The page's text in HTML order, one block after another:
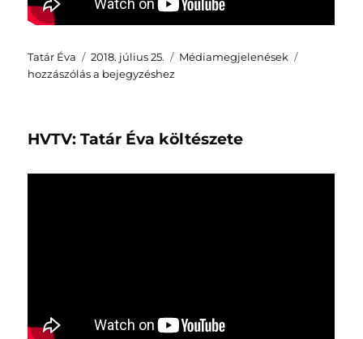
Szerző
Tatár Éva Közzétéve
2018. július 25. Kategória
Médiamegjelenések
hozzászólás a bejegyzéshez
HVTV: Tatár Éva költészete